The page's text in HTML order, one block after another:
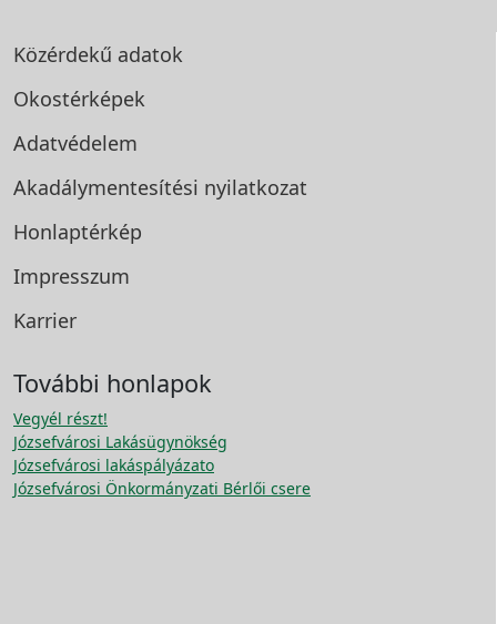
Közérdekű adatok
Okostérképek
Adatvédelem
Akadálymentesítési nyilatkozat
Honlaptérkép
Impresszum
Karrier
További honlapok
Vegyél részt!
Józsefvárosi Lakásügynökség
Józsefvárosi lakáspályázato
Józsefvárosi Önkormányzati Bérlői csere